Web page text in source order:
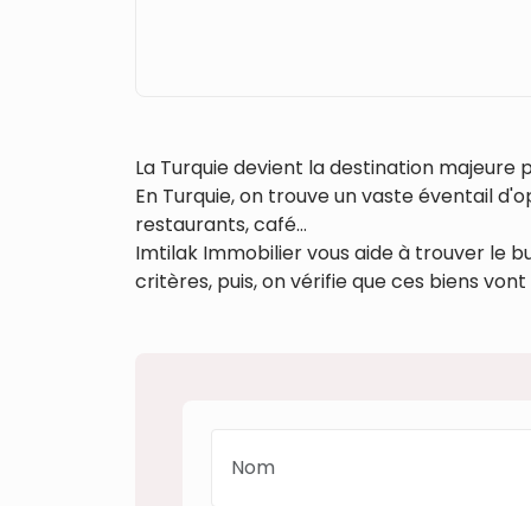
La Turquie devient la destination
En Turquie, on trouve un vaste éventail
restaurants, café…
Imtilak Immobilier vous aide à trouver le
critères, puis, on vérifie que ces biens